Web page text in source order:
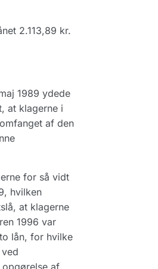
2.113,89 kr.
1989 ydede
at klagerne i
af den
for så vidt
hvilken
at klagerne
1996 var
lån, for hvilke
af